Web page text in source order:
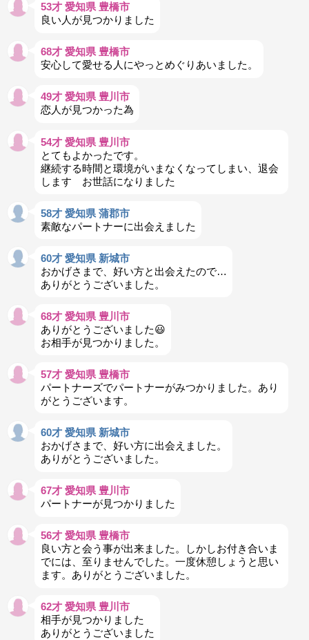
53才 愛知県 豊橋市
良い人が見つかりました
68才 愛知県 豊橋市
安心して愛せる人にやっとめぐりあいました。
49才 愛知県 豊川市
恋人が見つかった為
54才 愛知県 豊川市
とてもよかったです。
継続する時間と環境がいまなくなってしまい、退会
します お世話になりました
58才 愛知県 蒲郡市
素敵なパートナーに出会えました
60才 愛知県 新城市
おかげさまで、好い方と出会えたので…
ありがとうございました。
68才 愛知県 豊川市
ありがとうございました😃
お相手が見つかりました。
57才 愛知県 豊橋市
パートナーズでパートナーがみつかりました。あり
がとうございます。
60才 愛知県 新城市
おかげさまで、好い方に出会えました。
ありがとうございました。
67才 愛知県 豊川市
パートナーが見つかりました
56才 愛知県 豊橋市
良い方と会う事が出来ました。しかしお付き合いま
でには、至りませんでした。一度休憩しょうと思い
ます。ありがとうございました。
62才 愛知県 豊川市
相手が見つかりました
ありがとうございました